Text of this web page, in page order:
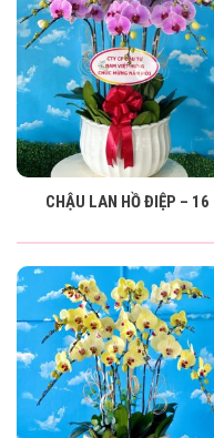
CHẬU LAN HỒ ĐIỆP – 16